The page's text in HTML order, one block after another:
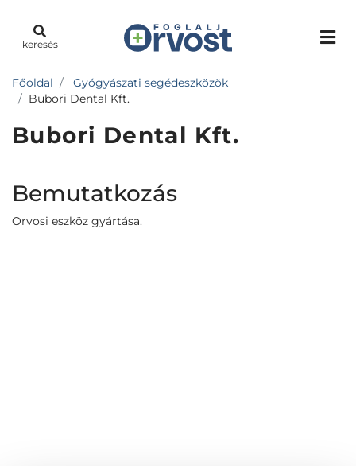
keresés
Főoldal
Gyógyászati segédeszközök
Bubori Dental Kft.
Bubori Dental Kft.
Bemutatkozás
Orvosi eszköz gyártása.